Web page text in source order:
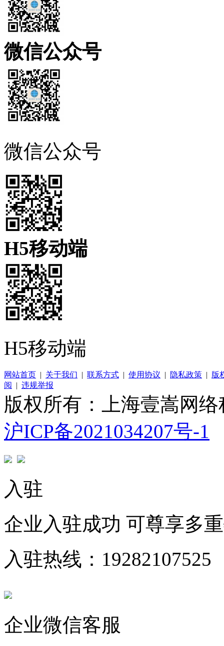
微信公众号
微信公众号
H5移动端
H5移动端
网站首页 | 关于我们 | 联系方式 | 使用协议 | 隐私政策 | 版
阅
| 违规举报
版权所有：上海壹嵩网
沪ICP备2021034207号-1
入驻
企业入驻成功 可尊享多
入驻热线：19282107525
企业微信客服